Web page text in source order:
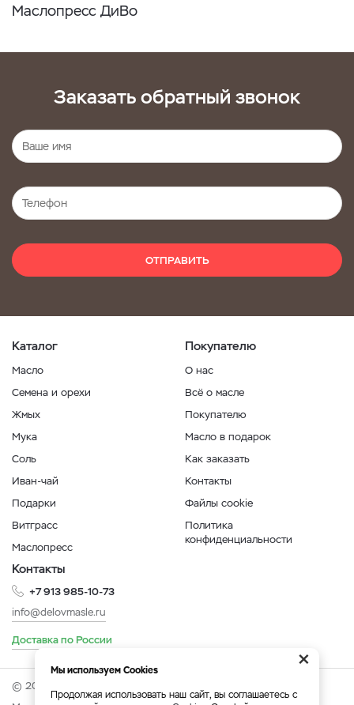
Маслопресс ДиВо
Заказать обратный звонок
ОТПРАВИТЬ
Каталог
Масло
Семена и орехи
Жмых
Мука
Соль
Иван-чай
Подарки
Витграсс
Маслопресс
Покупателю
О нас
Всё о масле
Покупателю
Масло в подарок
Как заказать
Контакты
Файлы cookie
Политика
конфиденциальности
Контакты
+7 913 985-10-73
info@delovmasle.ru
Доставка по России
© 2026 Интернет-магазин "Дело в масле".
×
Мы используем Cookies
Продолжая использовать наш сайт, вы соглашаетесь с